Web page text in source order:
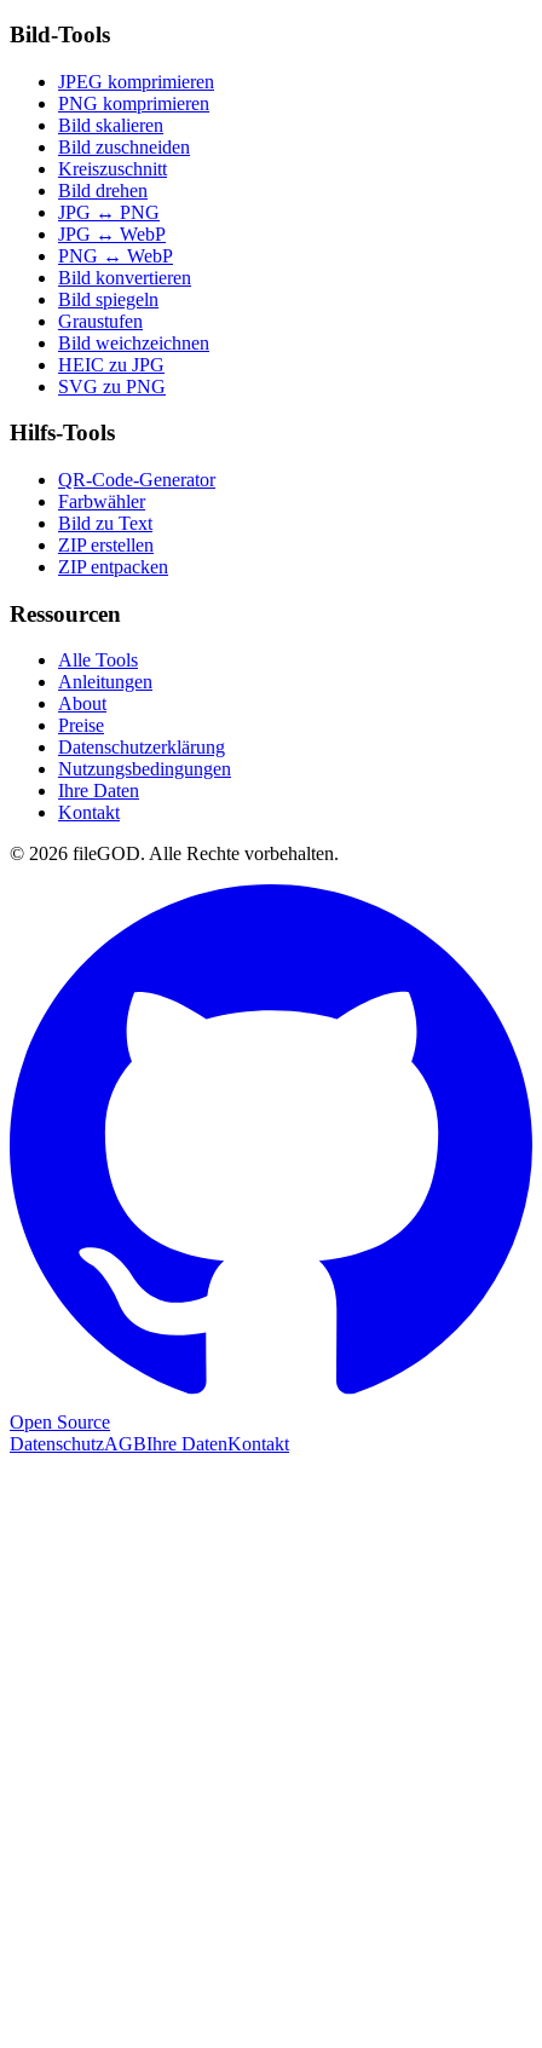
Bild-Tools
JPEG komprimieren
PNG komprimieren
Bild skalieren
Bild zuschneiden
Kreiszuschnitt
Bild drehen
JPG ↔ PNG
JPG ↔ WebP
PNG ↔ WebP
Bild konvertieren
Bild spiegeln
Graustufen
Bild weichzeichnen
HEIC zu JPG
SVG zu PNG
Hilfs-Tools
QR-Code-Generator
Farbwähler
Bild zu Text
ZIP erstellen
ZIP entpacken
Ressourcen
Alle Tools
Anleitungen
About
Preise
Datenschutzerklärung
Nutzungsbedingungen
Ihre Daten
Kontakt
© 2026 fileGOD. Alle Rechte vorbehalten.
Open Source
DatenschutzAGBIhre DatenKontakt